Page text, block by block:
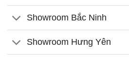
Showroom Bắc Ninh
Showroom Hưng Yên